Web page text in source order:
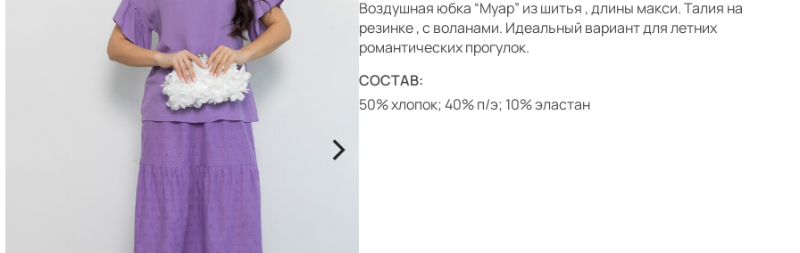
>
Воздушная юбка “Муар” из шитья , длины макси. Талия на
резинке , с воланами. Идеальный вариант для летних
романтических прогулок.
СОСТАВ:
50% хлопок; 40% п/э; 10% эластан